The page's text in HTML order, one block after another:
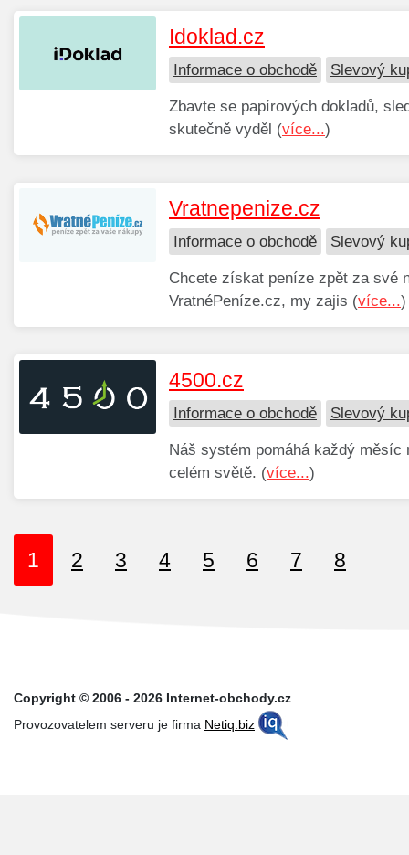
Idoklad.cz
Informace o obchodě Slevový
Zbavte se papírových dokladů,
skutečně vyděl (více...)
Vratnepenize.cz
Informace o obchodě Slevový
Chcete získat peníze zpět za své
VratnéPeníze.cz, my zajis (více...)
4500.cz
Informace o obchodě Slevový
Náš systém pomáhá každý
celém světě. (více...)
1 2 3 4 5 6 7 8
Copyright © 2006 - 2026 Internet-obchody.cz.
Provozovatelem serveru je firma Netiq.biz